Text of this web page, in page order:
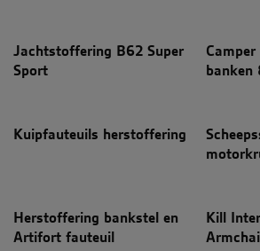
Jachtstoffering B62 Super
Sport
banken
Kuipfauteuils herstoffering
Herstoffering bankstel en
Artifort fauteuil
Kill